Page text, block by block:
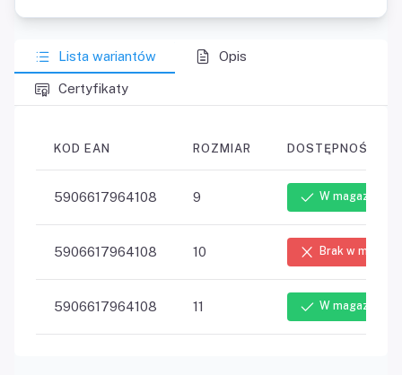
Lista wariantów Opis
Certyfikaty
KOD EAN ROZMIAR DOSTĘPNOŚĆ
5906617964108 9 W magazynie
5906617964108 10 Brak w
5906617964108 11 W magazynie